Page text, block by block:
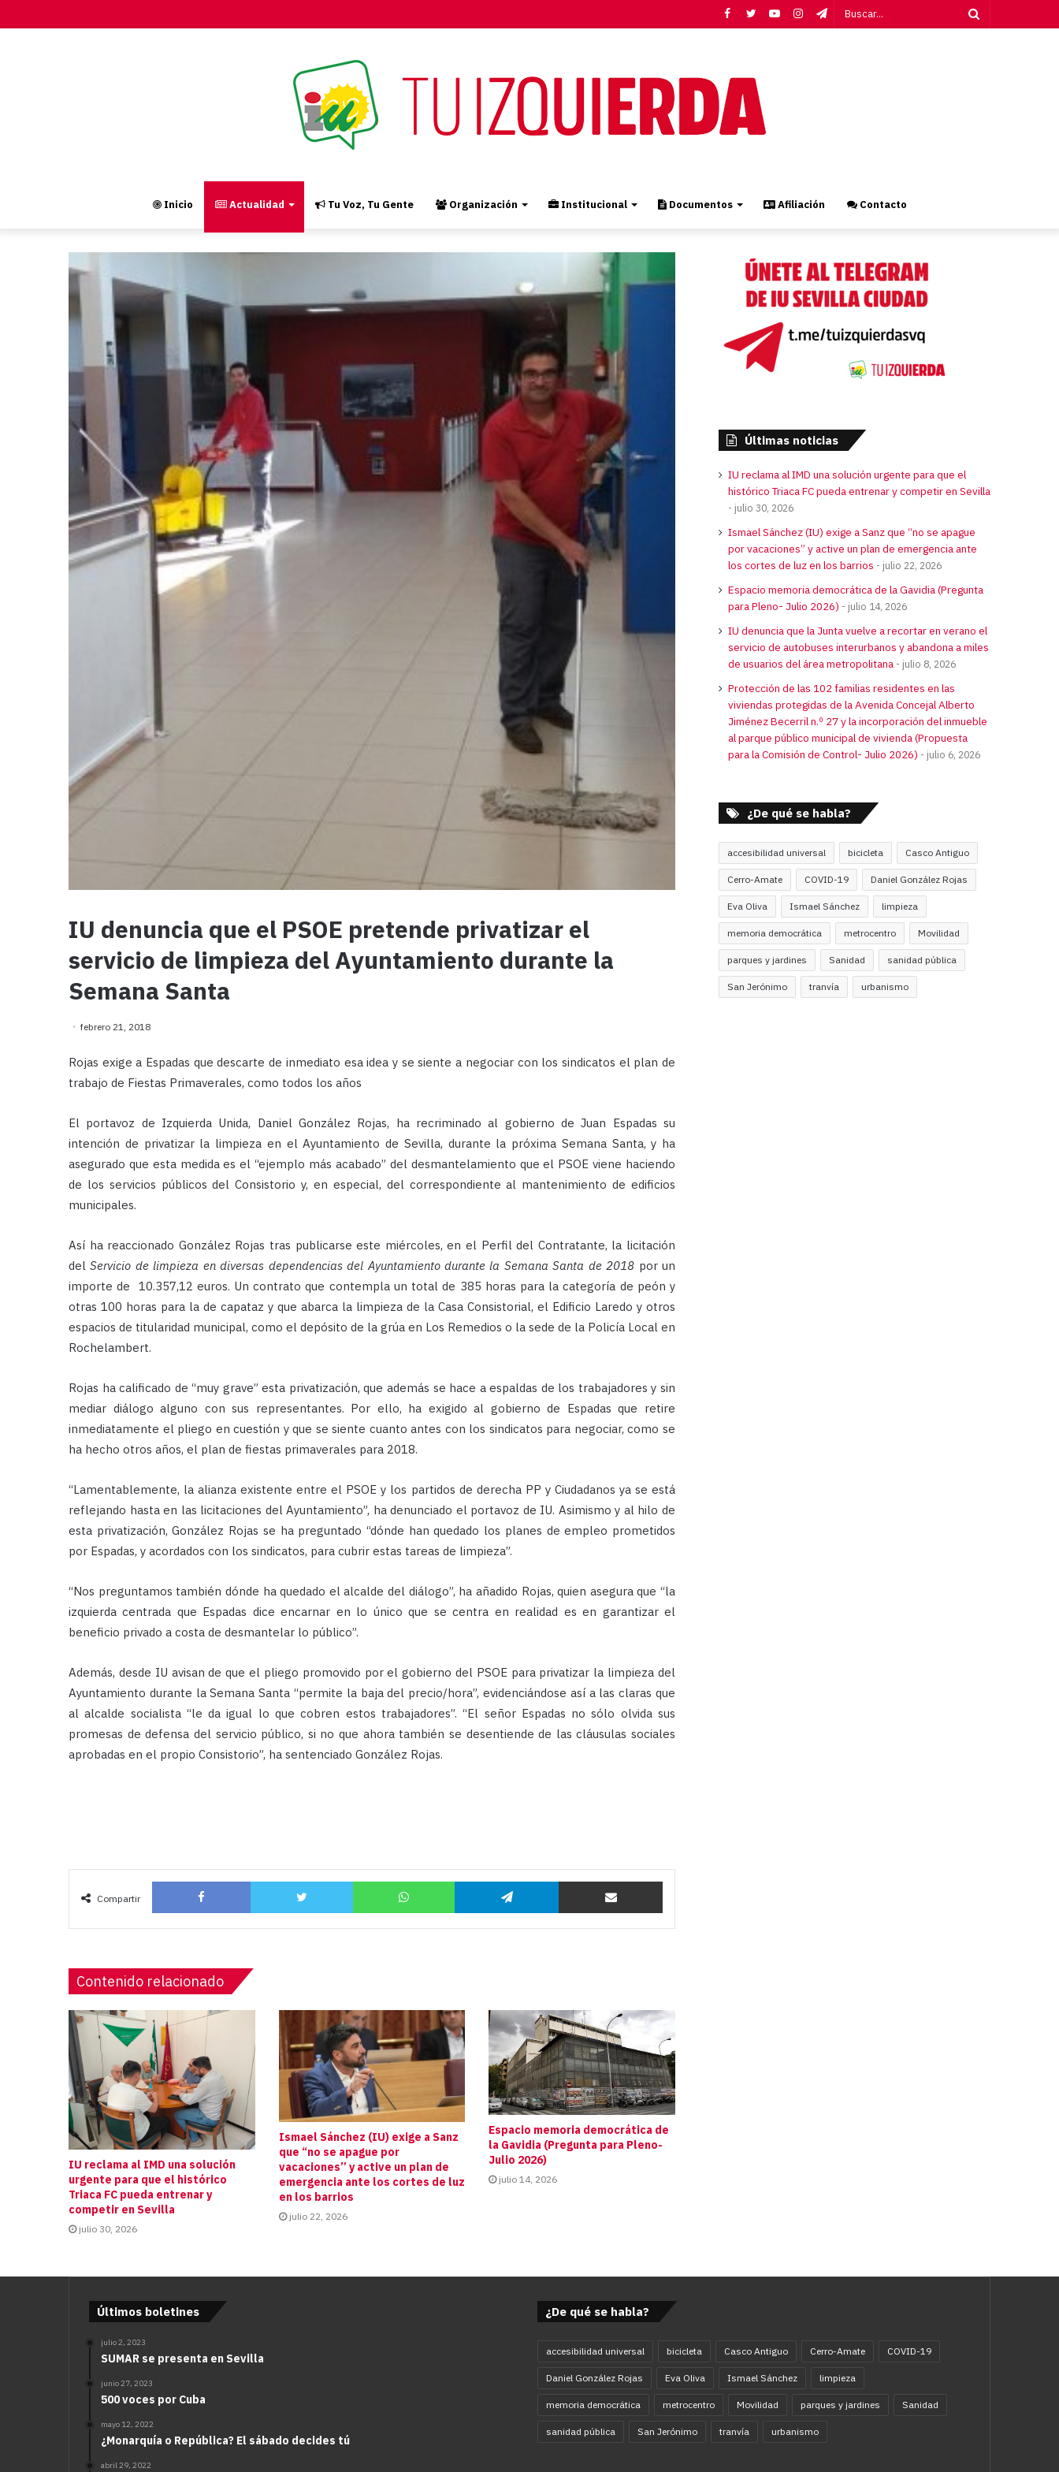
Telegram
Instagram
YouTube
Twitter
Facebook
Inicio Actualidad Tu Voz, Tu Gente Organización Institucional Documentos Afiliación Contacto
IU denuncia que el PSOE pretende privatizar el
servicio de limpieza del Ayuntamiento durante la
Semana Santa
febrero 21, 2018
Rojas exige a Espadas que descarte de inmediato esa idea y se siente a negociar con los sindicatos el plan de
trabajo de Fiestas Primaverales, como todos los años
El portavoz de Izquierda Unida, Daniel González Rojas, ha recriminado al gobierno de Juan Espadas su
intención de privatizar la limpieza en el Ayuntamiento de Sevilla, durante la próxima Semana Santa, y ha
asegurado que esta medida es el “ejemplo más acabado” del desmantelamiento que el PSOE viene haciendo
de los servicios públicos del Consistorio y, en especial, del correspondiente al mantenimiento de edificios
municipales.
Así ha reaccionado González Rojas tras publicarse este miércoles, en el Perfil del Contratante, la licitación
delServicio de limpieza en diversas dependencias del Ayuntamiento durante la Semana Santa de 2018 por un
importe de 10.357,12 euros. Un contrato que contempla un total de 385 horas para la categoría de peón y
otras 100 horas para la de capataz y que abarca la limpieza de la Casa Consistorial, el Edificio Laredo y otros
espacios de titularidad municipal, como el depósito de la grúa en Los Remedios o la sede de la Policía Local en
Rochelambert.
Rojas ha calificado de “muy grave” esta privatización, que además se hace a espaldas de los trabajadores y sin
mediar diálogo alguno con sus representantes. Por ello, ha exigido al gobierno de Espadas que retire
inmediatamente el pliego en cuestión y que se siente cuanto antes con los sindicatos para negociar, como se
ha hecho otros años, el plan de fiestas primaverales para 2018.
“Lamentablemente, la alianza existente entre el PSOE y los partidos de derecha PP y Ciudadanos ya se está
reflejando hasta en las licitaciones del Ayuntamiento”, ha denunciado el portavoz de IU. Asimismo y al hilo de
esta privatización, González Rojas se ha preguntado “dónde han quedado los planes de empleo prometidos
por Espadas, y acordados con los sindicatos, para cubrir estas tareas de limpieza”.
“Nos preguntamos también dónde ha quedado el alcalde del diálogo”, ha añadido Rojas, quien asegura que “la
izquierda centrada que Espadas dice encarnar en lo único que se centra en realidad es en garantizar el
beneficio privado a costa de desmantelar lo público”.
Además, desde IU avisan de que el pliego promovido por el gobierno del PSOE para privatizar la limpieza del
Ayuntamiento durante la Semana Santa “permite la baja del precio/hora”, evidenciándose así a las claras que
al alcalde socialista “le da igual lo que cobren estos trabajadores”. “El señor Espadas no sólo olvida sus
promesas de defensa del servicio público, si no que ahora también se desentiende de las cláusulas sociales
aprobadas en el propio Consistorio”, ha sentenciado González Rojas.
Compartir
Facebook Twitter WhatsApp Telegram Compartir por correo
Contenido relacionado
IU reclama al IMD una solución
urgente para que el histórico
Triaca FC pueda entrenar y
competir en Sevilla
julio 30, 2026
Ismael Sánchez (IU) exige a Sanz
que “no se apague por
vacaciones” y active un plan de
emergencia ante los cortes de luz
en los barrios
julio 22, 2026
Espacio memoria democrática de
la Gavidia (Pregunta para Pleno-
Julio 2026)
julio 14, 2026
Últimas noticias
IU reclama al IMD una solución urgente para que el
histórico Triaca FC pueda entrenar y competir en Sevilla
julio 30, 2026
Ismael Sánchez (IU) exige a Sanz que “no se apague
por vacaciones” y active un plan de emergencia ante
los cortes de luz en los barrios
julio 22, 2026
Espacio memoria democrática de la Gavidia (Pregunta
para Pleno- Julio 2026)
julio 14, 2026
IU denuncia que la Junta vuelve a recortar en verano el
servicio de autobuses interurbanos y abandona a miles
de usuarios del área metropolitana
julio 8, 2026
Protección de las 102 familias residentes en las
viviendas protegidas de la Avenida Concejal Alberto
Jiménez Becerril n.º 27 y la incorporación del inmueble
al parque público municipal de vivienda (Propuesta
para la Comisión de Control- Julio 2026)
julio 6, 2026
¿De qué se habla?
accesibilidad universal bicicleta Casco Antiguo
Cerro-Amate COVID-19 Daniel González Rojas
Eva Oliva Ismael Sánchez limpieza
memoria democrática metrocentro Movilidad
parques y jardines Sanidad sanidad pública
San Jerónimo tranvía urbanismo
Últimos boletines
julio 2, 2023
SUMAR se presenta en Sevilla
junio 27, 2023
500 voces por Cuba
mayo 12, 2022
¿Monarquía o República? El sábado decides tú
abril 29, 2022
¿De qué se habla?
accesibilidad universal bicicleta Casco Antiguo Cerro-Amate COVID-19
Daniel González Rojas Eva Oliva Ismael Sánchez limpieza
memoria democrática metrocentro Movilidad parques y jardines Sanidad
sanidad pública San Jerónimo tranvía urbanismo